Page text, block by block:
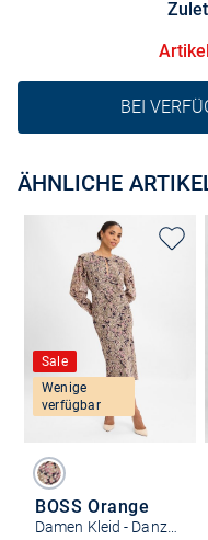
BEI
ÄHNLICHE
Sale
Wenige
verfügbar
BOSS Orange
Damen Kleid - Danzel